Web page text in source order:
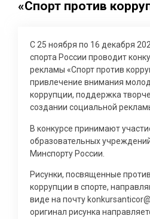
«Спорт против
С 25 ноября по 16 декабря
спорта России проводит
рекламы «Спорт против
привлечение внимания
коррупции, поддержка
создании социальной
В конкурсе принимают
образовательных
Минспорту России.
Рисунки, посвященные
коррупции в спорте,
виде на почту
оригинал рисунка